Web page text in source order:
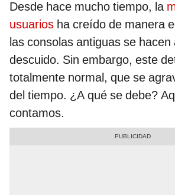
Desde hace mucho tiempo, la
usuarios ha creído de manera
las consolas antiguas se
descuido. Sin embargo, este
totalmente normal, que se
del tiempo. ¿A qué se debe?
contamos.